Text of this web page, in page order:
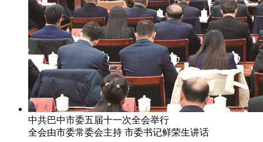
中共巴中市委五届十一次全会举行
全会由市委常委会主持 市委书记鲜荣生讲话